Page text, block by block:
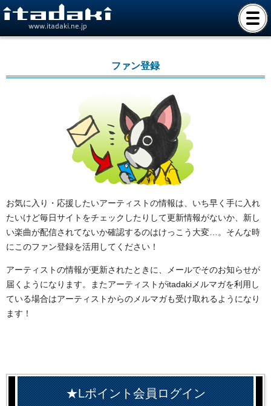
www.itadaki.ne.jp
ファン登録
お気に入り・応援したいアーティストの情報は、いち早く手に入れ
たいけど毎日サイトをチェックしたりして更新情報がないか、新し
い楽曲が配信されてないか確認するのはけっこう大変…。そんな時
にこのファン登録を活用してください！
アーティストの情報が更新されたときに、メールでそのお知らせが
届くようになります。またアーティストがitadakiメルマガを利用し
ている場合はアーティストからのメルマガも受け取れるようになり
ます！
★Lポイント会員ログイン